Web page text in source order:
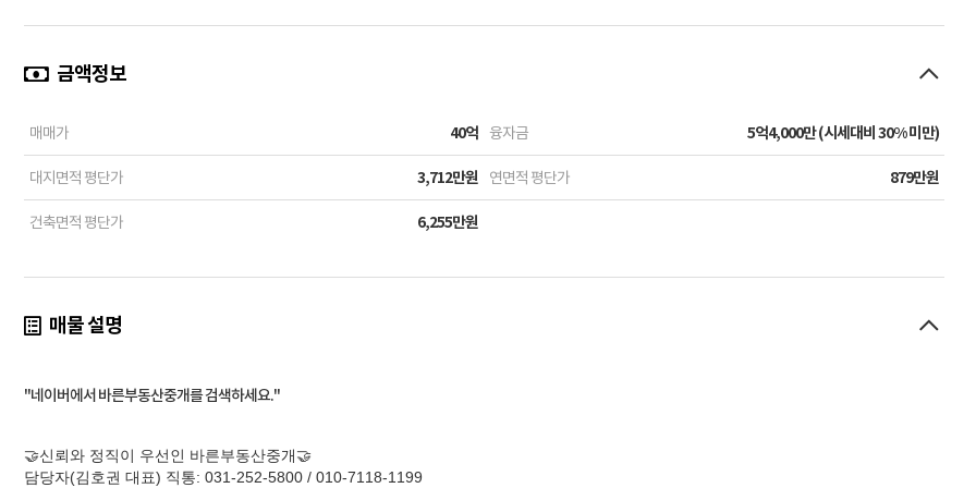
금액정보
매매가 40억 융자금 5억4,000만 (시세대비 30% 미만)
대지면적 평단가 3,712만원 연면적 평단가 879만원
건축면적 평단가 6,255만원
매물 설명
"네이버에서 바른부동산중개를 검색하세요."
🤝신뢰와 정직이 우선인 바른부동산중개🤝
담당자(김호권 대표) 직통: 031-252-5800 / 010-7118-1199